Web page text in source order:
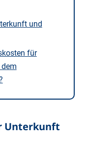
und
für
Unterkunft